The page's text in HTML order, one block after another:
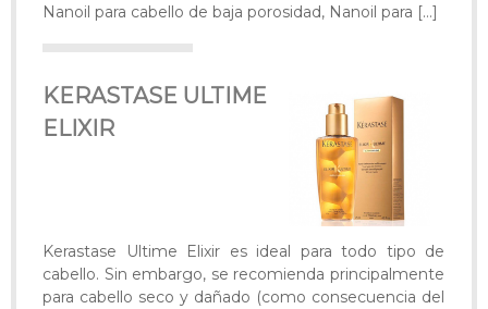
Nanoil para cabello de baja porosidad, Nanoil para […]
KERASTASE ULTIME
ELIXIR
Kerastase Ultime Elixir es ideal para todo tipo de
cabello. Sin embargo, se recomienda principalmente
para cabello seco y dañado (como consecuencia del